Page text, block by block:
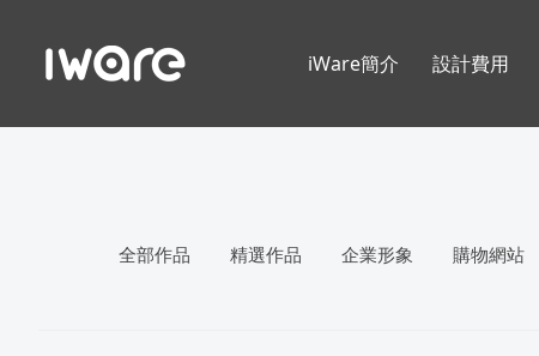
全部作品 精選作品 企業形象 購物網站